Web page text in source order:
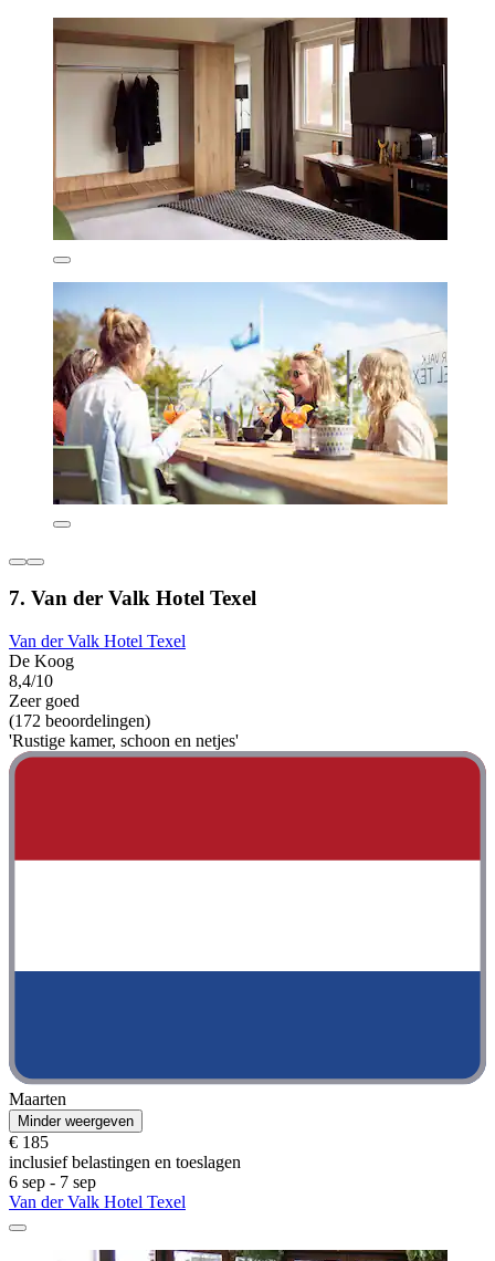
7. Van der Valk Hotel Texel
Van der Valk Hotel Texel
De Koog
8,4/10
Zeer goed
(172 beoordelingen)
'Rustige kamer, schoon en netjes'
Maarten
Minder weergeven
€ 185
inclusief belastingen en toeslagen
6 sep - 7 sep
Van der Valk Hotel Texel